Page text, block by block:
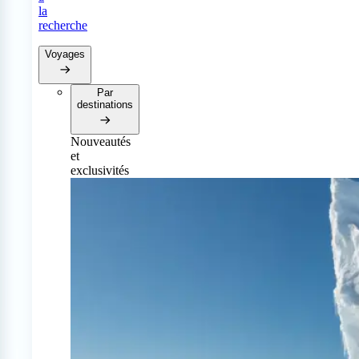
la
recherche
Voyages
Par
destinations
Nouveautés
et
exclusivités